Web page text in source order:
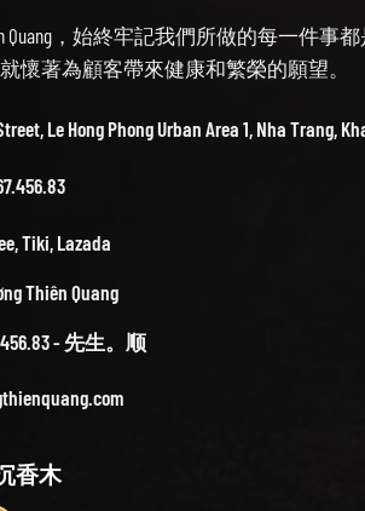
Quang，始終牢記我們所做的每一件事
就懷著為顧客帶來健康和繁榮的願望。
Le Hong Phong Urban Area 1, Nha Trang,
,Tiki, Lazada
Thiên Quang
- 先生。顺
香木